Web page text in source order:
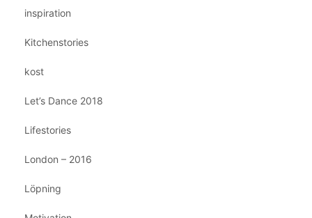
inspiration
Kitchenstories
kost
Let’s Dance 2018
Lifestories
London – 2016
Löpning